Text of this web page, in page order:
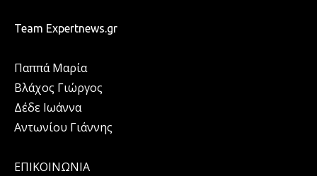
Team Expertnews.gr
Παππά Μαρία
Βλάχος Γιώργος
Δέδε Ιωάννα
Αντωνίου Γιάννης
ΕΠΙΚΟΙΝΩΝΙΑ